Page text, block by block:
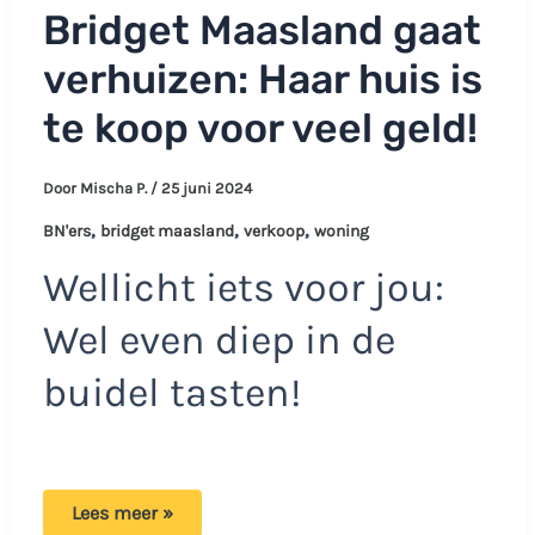
Bridget Maasland gaat
verhuizen: Haar huis is
te koop voor veel geld!
Door Mischa P. / 25 juni 2024
BN'ers, bridget maasland, verkoop, woning
Wellicht iets voor jou:
Wel even diep in de
buidel tasten!
Bridget
Lees meer »